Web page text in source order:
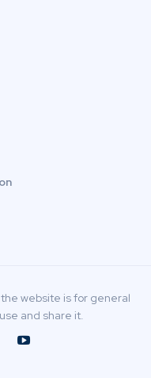
website is for general
and share it.